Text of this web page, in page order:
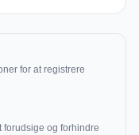
for at registrere
og forhindre